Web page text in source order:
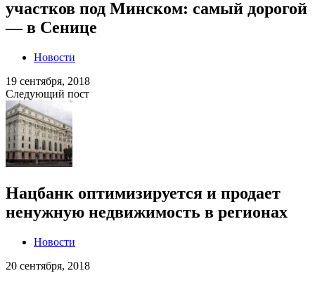
участков под Минском: самый дорогой
— в Сенице
Новости
19 сентября, 2018
Следующий пост
Нацбанк оптимизируется и продает
ненужную недвижимость в регионах
Новости
20 сентября, 2018